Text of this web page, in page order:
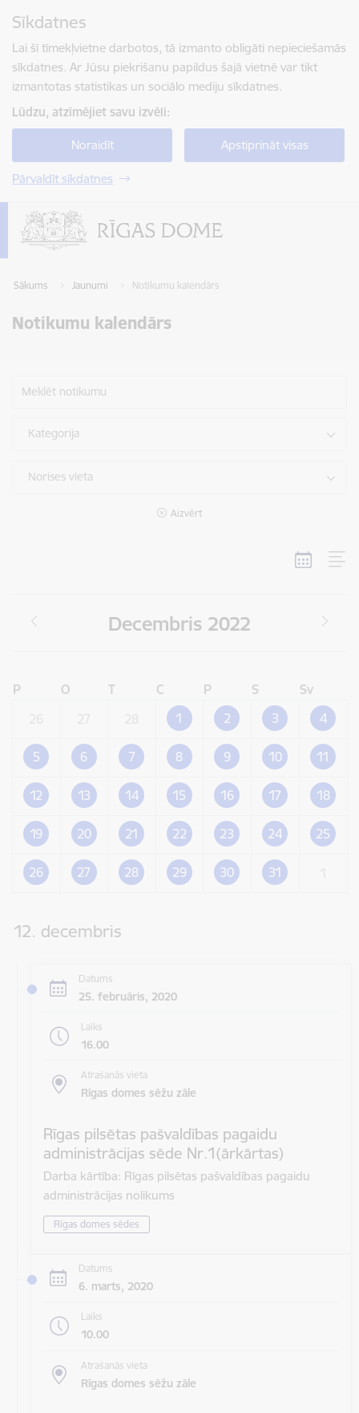
Sīkdatnes
Lai šī tīmekļvietne darbotos, tā izmanto obligāti nepieciešamās
sīkdatnes. Ar Jūsu piekrišanu papildus šajā vietnē var tikt
izmantotas statistikas un sociālo mediju sīkdatnes.
Lūdzu, atzīmējiet savu izvēli:
Noraidīt Apstiprināt visas
Pārvaldīt sīkdatnes
Sākums Jaunumi Notikumu kalendārs
Notikumu kalendārs
Meklēt notikumu
Kategorija
Norises vieta
Aizvērt
Decembris 2022
P O T C P S
Sv
1 2 3 4
5 6 7 8 9 10 11
12 13 14 15 16 17 18
19 20 21 22 23 24 25
26 27 28 29 30 31
12. decembris
Datums
25. februāris, 2020
Laiks
16.00
Atrašanās vieta
Rīgas domes sēžu zāle
Rīgas pilsētas pašvaldības pagaidu
administrācijas sēde Nr.1(ārkārtas)
Darba kārtība: Rīgas pilsētas pašvaldības pagaidu
administrācijas nolikums
Rīgas domes sēdes
Datums
6. marts, 2020
Laiks
10.00
Atrašanās vieta
Rīgas domes sēžu zāle